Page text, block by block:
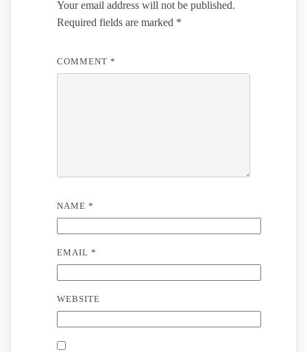
Your email address will not be published.
Required fields are marked *
COMMENT *
NAME *
EMAIL *
WEBSITE